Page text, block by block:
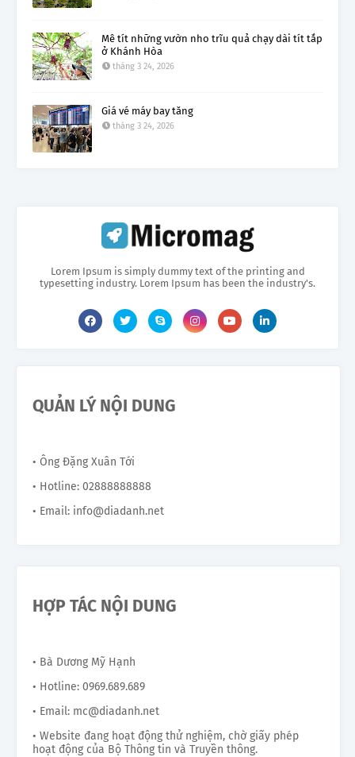
Mê tít những vườn nho trĩu quả chạy dài tít tắp
ở Khánh Hòa
tháng 3 24, 2026
Giá vé máy bay tăng
tháng 3 24, 2026
Lorem Ipsum is simply dummy text of the printing and
typesetting industry. Lorem Ipsum has been the industry's.
QUẢN LÝ NỘI DUNG
• Ông Đặng Xuân Tới
• Hotline: 02888888888
• Email: info@diadanh.net
HỢP TÁC NỘI DUNG
• Bà Dương Mỹ Hạnh
• Hotline: 0969.689.689
• Email: mc@diadanh.net
• Website đang hoạt động thử nghiệm, chờ giấy phép
hoạt động của Bộ Thông tin và Truyền thông.